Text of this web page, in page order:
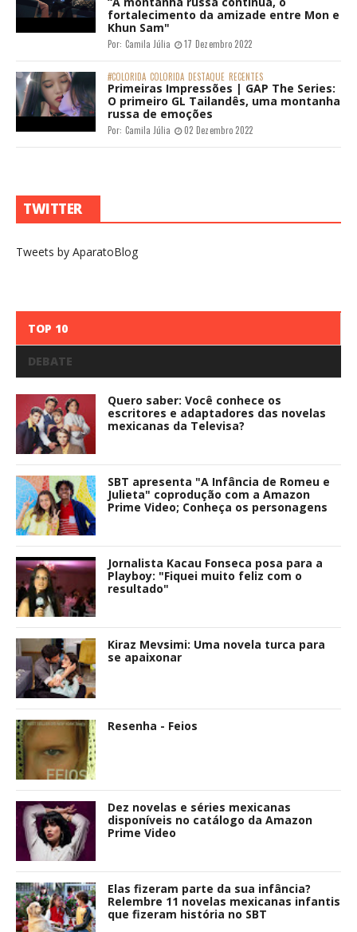
fortalecimento da amizade entre Mon e
Khun Sam"
Por: Camila Júlia 17 Dezembro 2022
#COLORIDA COLORIDA DESTAQUE RECENTES
Primeiras Impressões | GAP The Series:
O primeiro GL Tailandês, uma montanha
russa de emoções
Por: Camila Júlia 02 Dezembro 2022
TWITTER
Tweets by AparatoBlog
TOP 10
DEBATE
Quero saber: Você conhece os
escritores e adaptadores das novelas
mexicanas da Televisa?
SBT apresenta "A Infância de Romeu e
Julieta" coprodução com a Amazon
Prime Video; Conheça os personagens
Jornalista Kacau Fonseca posa para a
Playboy: "Fiquei muito feliz com o
resultado"
Kiraz Mevsimi: Uma novela turca para
se apaixonar
Resenha - Feios
Dez novelas e séries mexicanas
disponíveis no catálogo da Amazon
Prime Video
Elas fizeram parte da sua infância?
Relembre 11 novelas mexicanas infantis
que fizeram história no SBT